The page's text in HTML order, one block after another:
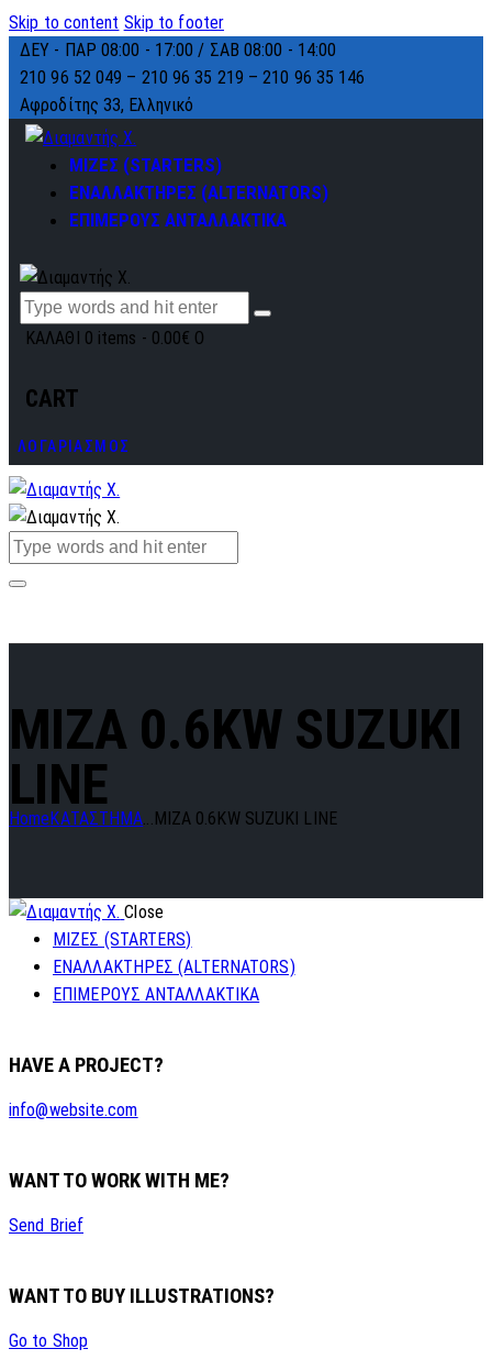
Skip to content Skip to footer
ΔΕΥ - ΠΑΡ 08:00 - 17:00 / ΣΑΒ 08:00 - 14:00
210 96 52 049 – 210 96 35 219 –210 96 35 146
Αφροδίτης 33, Ελληνικό
ΜΙΖΕΣ (STARTERS)
ΕΝΑΛΛΑΚΤΗΡΕΣ (ALTERNATORS)
ΕΠΙΜΕΡΟΥΣ ΑΝΤΑΛΛΑΚΤΙΚΑ
ΚΑΛΑΘΙ 0 items - 0.00€ 0
CART
ΛΟΓΑΡΙΑΣΜΟΣ
MIZA 0.6KW SUZUKI
LINE
Home ΚΑΤΑΣΤΗΜΑ... MIZA 0.6KW SUZUKI LINE
Close
ΜΙΖΕΣ (STARTERS)
ΕΝΑΛΛΑΚΤΗΡΕΣ (ALTERNATORS)
ΕΠΙΜΕΡΟΥΣ ΑΝΤΑΛΛΑΚΤΙΚΑ
HAVE A PROJECT?
info@website.com
WANT TO WORK WITH ME?
Send Brief
WANT TO BUY ILLUSTRATIONS?
Go to Shop